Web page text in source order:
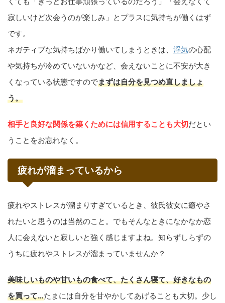
寂しいけど次会うのが楽しみ」とプラスに気持ちが働くはず
です。
ネガティブな気持ちばかり働いてしまうときは、 浮気の心配
や気持ちが冷めていないかなど、会えないことに不安が大き
くなっている状態ですのでまずは自分を見つめ直しましょ
う。
相手と良好な関係を築くためには信用することも大切だとい
うことをお忘れなく。
疲れが溜まっているから
疲れやストレスが溜まりすぎているとき、彼氏彼女に癒やさ
れたいと思うのは当然のこと。でもそんなときになかなか恋
人に会えないと寂しいと強く感じますよね。知らずしらずの
うちに疲れやストレスが溜まっていませんか？
美味しいものや甘いもの食べて、たくさん寝て、好きなもの
を買って…たまには自分を甘やかしてあげることも大切。少し